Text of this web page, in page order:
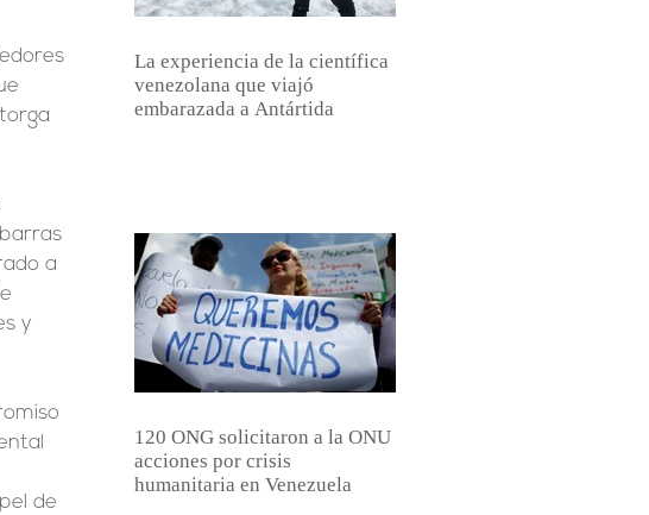
a
y
de
La experiencia de la científica
venezolana que viajó
embarazada a Antártida
120 ONG solicitaron a la ONU
acciones por crisis
humanitaria en Venezuela